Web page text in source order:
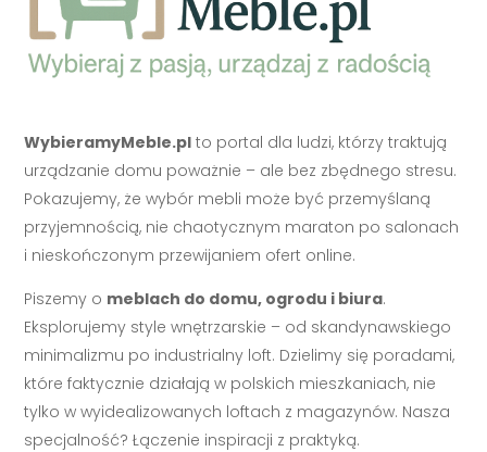
WybieramyMeble.pl to portal dla ludzi, którzy traktują
urządzanie domu poważnie – ale bez zbędnego stresu.
Pokazujemy, że wybór mebli może być przemyślaną
przyjemnością, nie chaotycznym maraton po salonach
i nieskończonym przewijaniem ofert online.
Piszemy o meblach do domu, ogrodu i biura.
Eksplorujemy style wnętrzarskie – od skandynawskiego
minimalizmu po industrialny loft. Dzielimy się poradami,
które faktycznie działają w polskich mieszkaniach, nie
tylko w wyidealizowanych loftach z magazynów. Nasza
specjalność? Łączenie inspiracji z praktyką.